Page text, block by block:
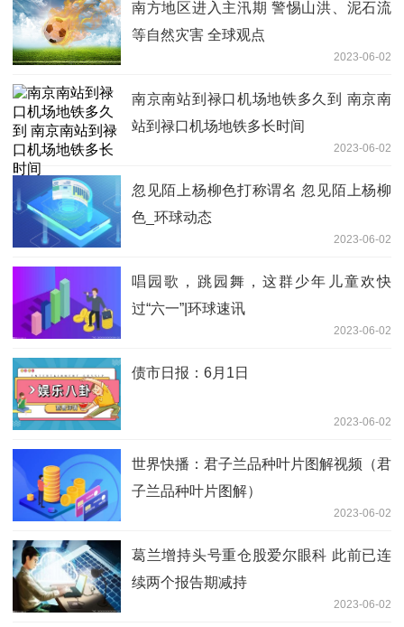
南方地区进入主汛期 警惕山洪、泥石流
等自然灾害 全球观点
2023-06-02
南京南站到禄口机场地铁多久到 南京南
站到禄口机场地铁多长时间
2023-06-02
忽见陌上杨柳色打称谓名 忽见陌上杨柳
色_环球动态
2023-06-02
唱园歌，跳园舞，这群少年儿童欢快
过“六一”|环球速讯
2023-06-02
债市日报：6月1日
2023-06-02
世界快播：君子兰品种叶片图解视频（君
子兰品种叶片图解）
2023-06-02
葛兰增持头号重仓股爱尔眼科 此前已连
续两个报告期减持
2023-06-02